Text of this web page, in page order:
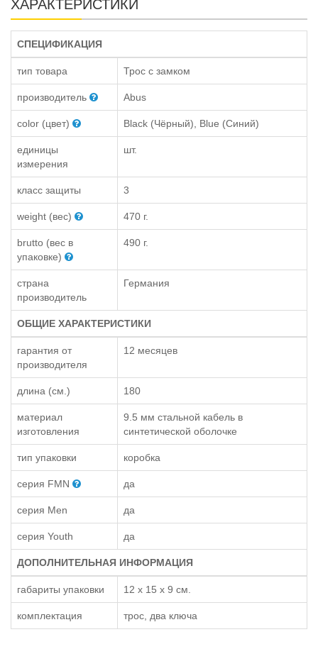
ХАРАКТЕРИСТИКИ
СПЕЦИФИКАЦИЯ
тип товара Трос с замком
производитель Abus
color (цвет) Black (Чёрный), Blue (Синий)
единицы
измерения
шт.
класс защиты 3
weight (вес) 470 г.
brutto (вес в
упаковке)
490 г.
страна
производитель
Германия
ОБЩИЕ ХАРАКТЕРИСТИКИ
гарантия от
производителя
12 месяцев
длина (см.) 180
материал
изготовления
9.5 мм стальной кабель в
синтетической оболочке
тип упаковки коробка
серия FMN да
серия Men да
серия Youth да
ДОПОЛНИТЕЛЬНАЯ ИНФОРМАЦИЯ
габариты упаковки 12 x 15 x 9 см.
комплектация трос, два ключа